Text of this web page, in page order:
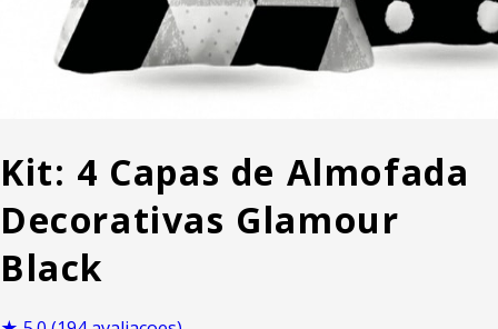
Kit: 4 Capas de Almofada
Decorativas Glamour
Black